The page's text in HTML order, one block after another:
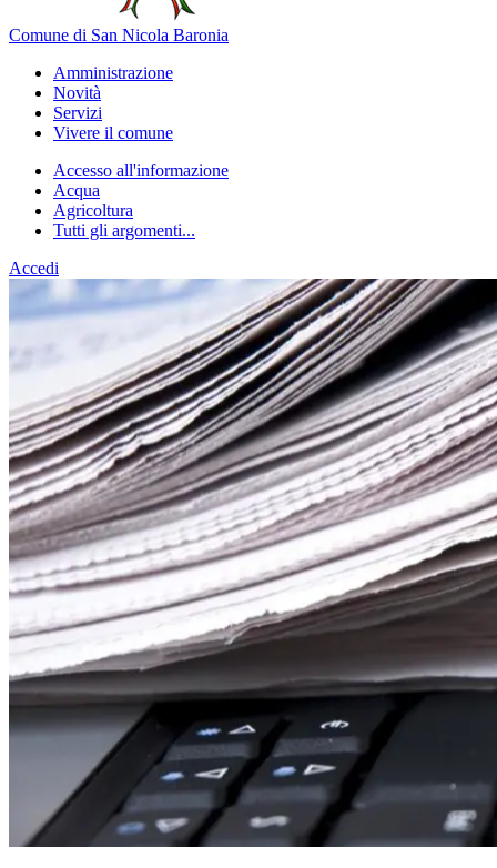
Comune di San Nicola Baronia
Amministrazione
Novità
Servizi
Vivere il comune
Accesso all'informazione
Acqua
Agricoltura
Tutti gli argomenti...
Accedi